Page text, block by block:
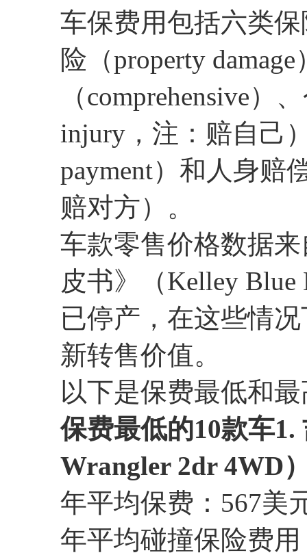
车保费用包括六类
险（property
（comprehensive）
injury，注：赔自己
payment）和人身赔
赔对方）。
车款零售价格数据
皮书》（Kelley
已停产，在这些情
新转售价值。
以下是保费最低和
保费最低的10款车1.
Wrangler 2dr 4WD
年平均保费：567美
年平均碰撞保险费用